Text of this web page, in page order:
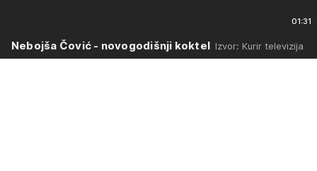
01:31
Nebojša Čović - novogodišnji koktel Izvor: Kurir televizija